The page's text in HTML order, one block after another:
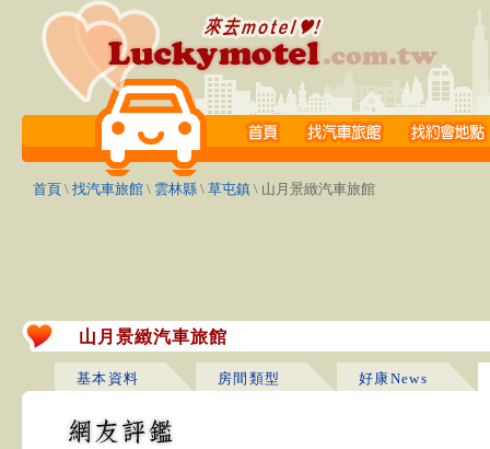
首頁 \ 找汽車旅館 \ 雲林縣 \ 草屯鎮 \ 山月景緻汽車旅館
山月景緻汽車旅館
基本資料 房間類型 好康News